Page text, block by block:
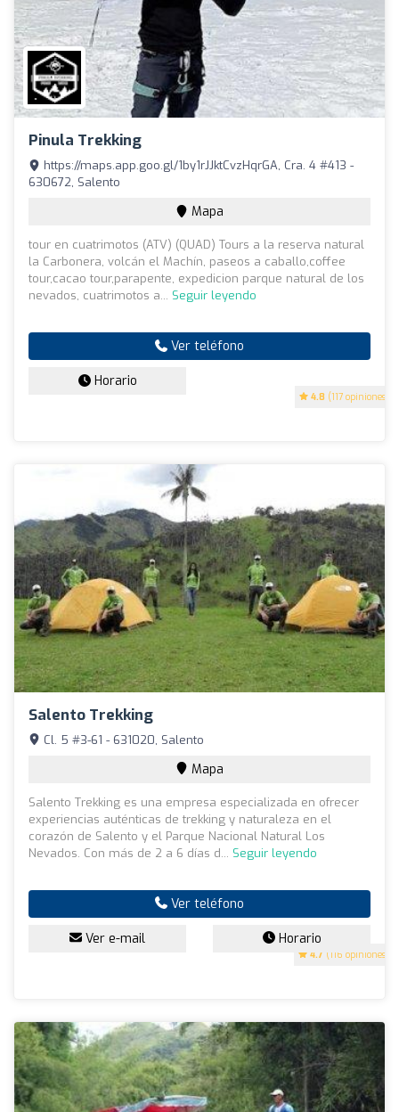
Pinula Trekking
4.8 (117 opiniones)
https://maps.app.goo.gl/1by1rJJktCvzHqrGA, Cra. 4 #413 -
630672, Salento
Mapa
tour en cuatrimotos (ATV) (QUAD) Tours a la reserva natural
la Carbonera, volcán el Machín, paseos a caballo,coffee
tour,cacao tour,parapente, expedicion parque natural de los
nevados, cuatrimotos a... Seguir leyendo
Ver teléfono
Horario
Salento Trekking
4.7 (116 opiniones)
Cl. 5 #3-61 - 631020, Salento
Mapa
Salento Trekking es una empresa especializada en ofrecer
experiencias auténticas de trekking y naturaleza en el
corazón de Salento y el Parque Nacional Natural Los
Nevados. Con más de 2 a 6 días d... Seguir leyendo
Ver teléfono
Ver e-mail Horario